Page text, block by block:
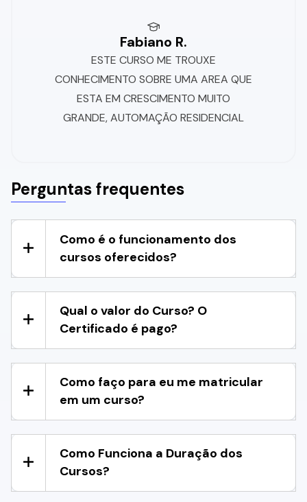
Fabiano R.
ESTE CURSO ME TROUXE
CONHECIMENTO SOBRE UMA AREA QUE
ESTA EM CRESCIMENTO MUITO
GRANDE, AUTOMAÇÃO RESIDENCIAL
Perguntas frequentes
Como é o funcionamento dos
cursos oferecidos?
Qual o valor do Curso? O
Certificado é pago?
Como faço para eu me matricular
em um curso?
Como Funciona a Duração dos
Cursos?